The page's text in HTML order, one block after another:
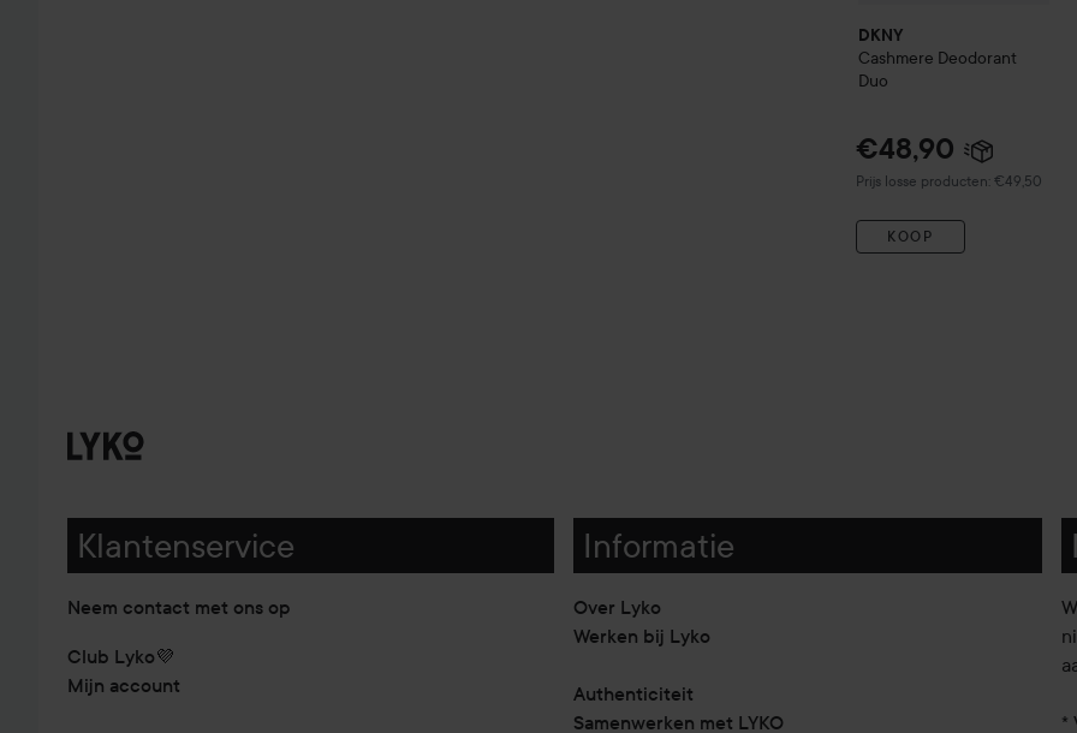
DKNY
Cashmere Deodorant
Duo
€48,90
Prijs losse producten: €49,50
KOOP
Klantenservice
Neem contact met ons op
Club Lyko💜
Mijn account
Informatie
Over Lyko
Werken bij Lyko
Authenticiteit
Samenwerken met LYKO
*